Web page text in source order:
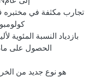
بازدياد النسبة
الحصول على